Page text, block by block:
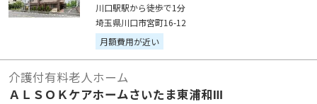
川口駅駅から徒歩で1分
埼玉県川口市宮町16-12
月額費用が近い
介護付有料老人ホーム
ＡＬＳＯＫケアホームさいたま東浦和Ⅲ